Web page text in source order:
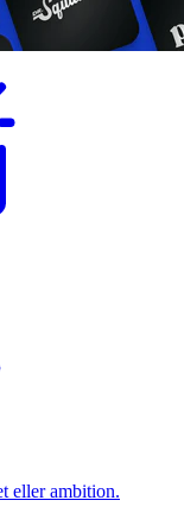
eller ambition.